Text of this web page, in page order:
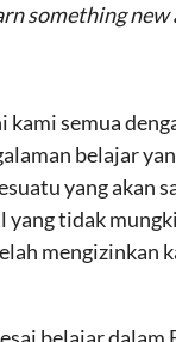
something
semua
belajar
yang akan
tidak
mengizinkan